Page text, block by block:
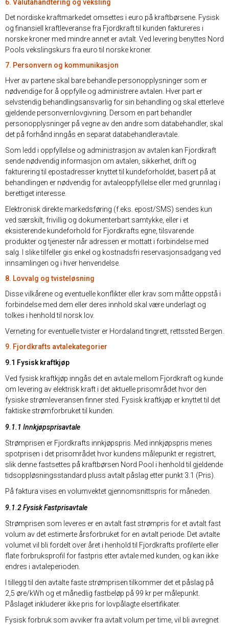
6. Valutahåndtering og veksling
Det nordiske kraftmarkedet omsettes i euro på kraftbørsene. Fysisk
og finansiell kraftleveranse fra Fjordkraft til kunden faktureres i
norske kroner med mindre annet er avtalt. Ved levering benyttes Nord
Pools vekslingskurs fra euro til norske kroner.
7. Personvern og kommunikasjon
Hver av partene skal bare behandle personopplysninger som er
nødvendige for å oppfylle og administrere avtalen. Hver part er
selvstendig behandlingsansvarlig for sin behandling og skal etterleve
gjeldende personvernlovgivning. Dersom en part behandler
personopplysninger på vegne av den andre som databehandler, skal
det på forhånd inngås en separat databehandleravtale.
Som ledd i oppfyllelse og administrasjon av avtalen kan Fjordkraft
sende nødvendig informasjon om avtalen, sikkerhet, drift og
fakturering til epostadresser knyttet til kundeforholdet, basert på at
behandlingen er nødvendig for avtaleoppfyllelse eller med grunnlag i
berettiget interesse.
Elektronisk direkte markedsføring (f.eks. epost/SMS) sendes kun
ved særskilt, frivillig og dokumenterbart samtykke, eller i et
eksisterende kundeforhold for Fjordkrafts egne, tilsvarende
produkter og tjenester når adressen er mottatt i forbindelse med
salg. I slike tilfeller gis enkel og kostnadsfri reservasjonsadgang ved
innsamlingen og i hver henvendelse.
8. Lovvalg og tvisteløsning
Disse vilkårene og eventuelle konflikter eller krav som måtte oppstå i
forbindelse med dem eller deres innhold skal være underlagt og
tolkes i henhold til norsk lov.
Verneting for eventuelle tvister er Hordaland tingrett, rettssted Bergen.
9. Fjordkrafts avtalekategorier
9.1 Fysisk kraftkjøp
Ved fysisk kraftkjøp inngås det en avtale mellom Fjordkraft og kunde
om levering av elektrisk kraft i det aktuelle prisområdet hvor den
fysiske strømleveransen finner sted. Fysisk kraftkjøp er knyttet til det
faktiske strømforbruket til kunden.
9.1.1 Innkjøpsprisavtale
Strømprisen er Fjordkrafts innkjøpspris. Med innkjøpspris menes
spotprisen i det prisområdet hvor kundens målepunkt er registrert,
slik denne fastsettes på kraftbørsen Nord Pool i henhold til gjeldende
tidsoppløsningsstandard pluss avtalt påslag etter punkt 3.1 (Pris).
På faktura vises en volumvektet gjennomsnittspris for måneden.
9.1.2 Fysisk Fastprisavtale
Strømprisen som leveres er en avtalt fast strømpris for et avtalt fast
volum av det estimerte årsforbruket for en avtalt periode. Det avtalte
volumet vil bli fordelt over året i henhold til Fjordkrafts profilerte eller
flate forbruksprofil for fastpris etter avtale med kunden, og kan ikke
endres i avtaleperioden.
I tillegg til den avtalte faste strømprisen tilkommer det et påslag på
2,5 øre/kWh og et månedlig fastbeløp på 99 kr per målepunkt.
Påslaget inkluderer ikke pris for lovpålagte elsertifikater.
Fysisk forbruk som avviker fra avtalt volum per time, vil bli avregnet